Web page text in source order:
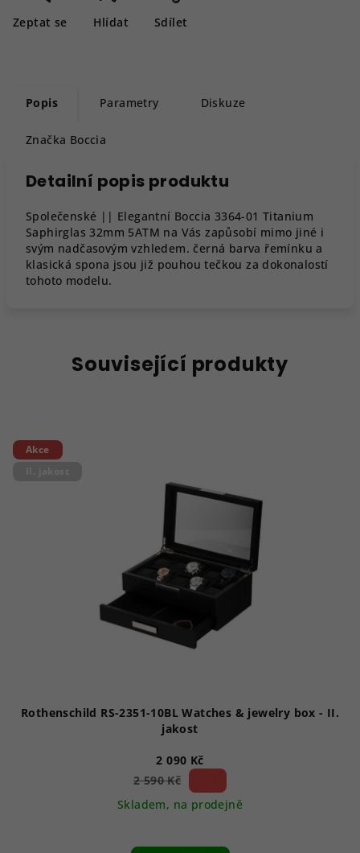
Zeptat se Hlídat Sdílet
Popis Parametry Diskuze
Značka Boccia
Detailní popis produktu
Společenské || Elegantní Boccia 3364-01 Titanium
Saphirglas 32mm 5ATM na Vás zapůsobí mimo jiné i
svým nadčasovým vzhledem. černá barva řemínku a
klasická spona jsou již pouhou tečkou za dokonalostí
tohoto modelu.
Související produkty
Akce
Rothenschild RS-2351-10BL Watches & jewelry box - II.
jakost
2 090 Kč
2 590 Kč
Skladem, na prodejně
hodnocení